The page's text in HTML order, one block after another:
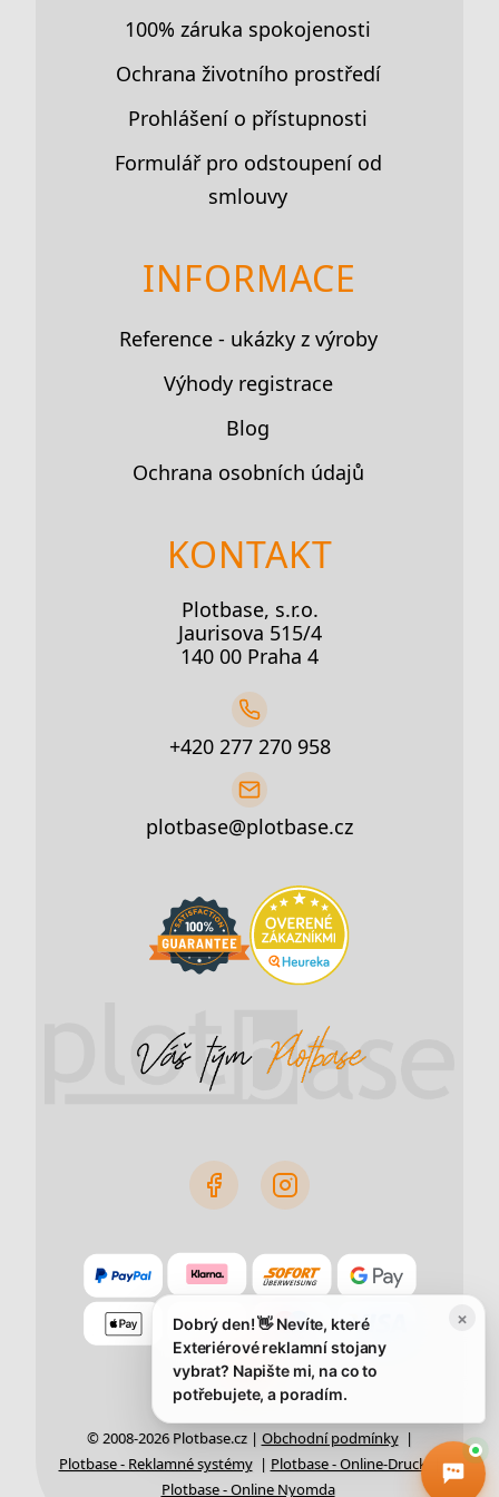
100% záruka spokojenosti
Ochrana životního prostředí
Prohlášení o přístupnosti
Formulář pro odstoupení od
smlouvy
INFORMACE
Reference - ukázky z výroby
Výhody registrace
Blog
Ochrana osobních údajů
KONTAKT
Plotbase, s.r.o.
Jaurisova 515/4
140 00 Praha 4
+420 277 270 958
plotbase@plotbase.cz
© 2008-2026 Plotbase.cz | Obchodní podmínky |
Plotbase - Reklamné systémy | Plotbase - Online-Druck
Plotbase - Online Nyomda
×
Dobrý den! 👋 Nevíte, které
Exteriérové reklamní stojany
vybrat? Napište mi, na co to
potřebujete, a poradím.